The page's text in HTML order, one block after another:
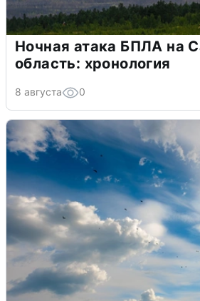
Ночная атака БПЛА на
область: хронология
8 августа 0